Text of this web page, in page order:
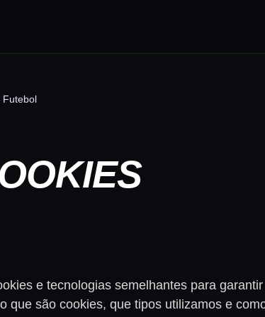
Futebol
e tecnologias semelhantes para
que são cookies, que tipos utilizamos e